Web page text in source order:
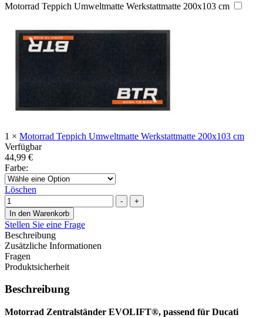
Motorrad Teppich Umweltmatte Werkstattmatte 200x103 cm
1 × Motorrad Teppich Umweltmatte Werkstattmatte 200x103 cm
Verfügbar
44,99 €
Farbe:
Löschen
Menge
-
+
In den Warenkorb
Stellen Sie eine Frage
Beschreibung
Zusätzliche Informationen
Fragen
Produktsicherheit
Beschreibung
Motorrad Zentralständer EVOLIFT®, passend für Ducati